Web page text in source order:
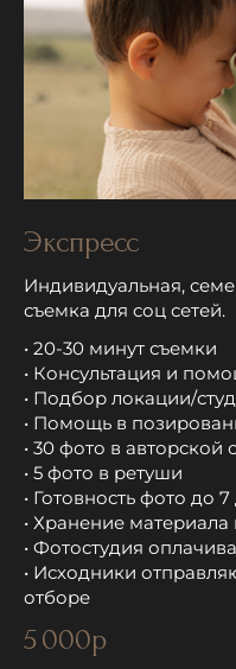
Экспресс
Индивидуальная,
съемка для соц сетей.
• 20-30 минут съемки
• Консультация и
• Подбор локации/
• Помощь в
• 30 фото в авторской
• 5 фото в ретуши
• Готовность фото до
• Хранение материала
• Фотостудия
• Исходники
отборе
5 000р